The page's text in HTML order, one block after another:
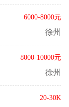
6000-8000元
徐州
8000-10000元
徐州
20-30K